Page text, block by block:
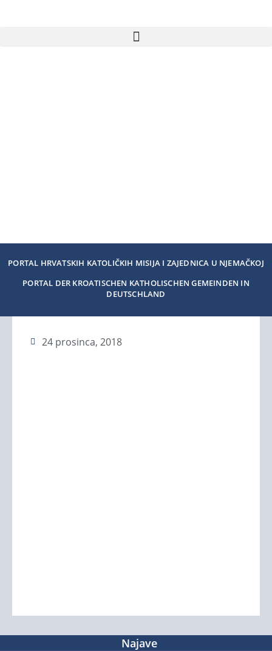
PORTAL HRVATSKIH KATOLIČKIH MISIJA I ZAJEDNICA U NJEMAČKOJ
PORTAL DER KROATISCHEN KATHOLISCHEN GEMEINDEN IN
DEUTSCHLAND
24 prosinca, 2018
Najave